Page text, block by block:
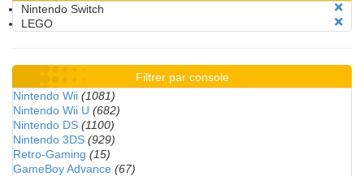
Nintendo Switch
LEGO
Filtrer par console
Nintendo Wii (1081)
Nintendo Wii U (682)
Nintendo DS (1100)
Nintendo 3DS (929)
Retro-Gaming (15)
GameBoy Advance (67)